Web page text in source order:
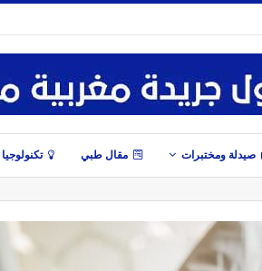
صيدلة ومختبرات مقال طبي تكنولوجيا